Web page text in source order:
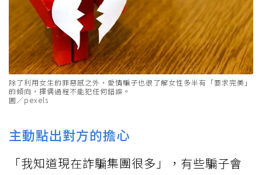
除了利用女生的罪惡感之外，愛情騙子也很了解女性多半有「要求完美」
的傾向，擇偶過程不能犯任何錯誤。
圖／pexels
主動點出對方的擔心
「我知道現在詐騙集團很多」，有些騙子會